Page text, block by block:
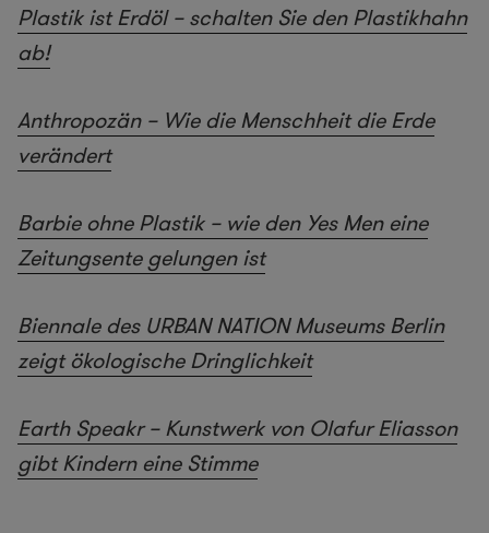
Plastik ist Erdöl – schalten Sie den Plastikhahn
ab!
Anthropozän – Wie die Menschheit die Erde
verändert
Barbie ohne Plastik – wie den Yes Men eine
Zeitungsente gelungen ist
Biennale des URBAN NATION Museums Berlin
zeigt ökologische Dringlichkeit
Earth Speakr – Kunstwerk von Olafur Eliasson
gibt Kindern eine Stimme